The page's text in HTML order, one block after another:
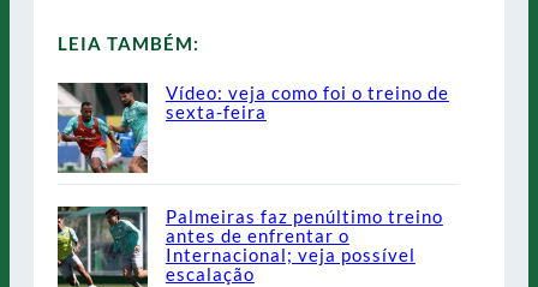
LEIA TAMBÉM:
Vídeo: veja como foi o treino de
sexta-feira
Palmeiras faz penúltimo treino
antes de enfrentar o
Internacional; veja possível
escalação